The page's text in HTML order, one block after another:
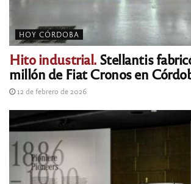
HOY CÓRDOBA
Hito industrial.Stellantis
millón de Fiat Cronos en
12 de febrero de 2026